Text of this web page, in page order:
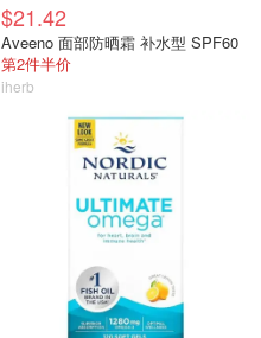
$21.42
Aveeno 面部防晒霜 补水型 SPF60
第2件半价
iherb